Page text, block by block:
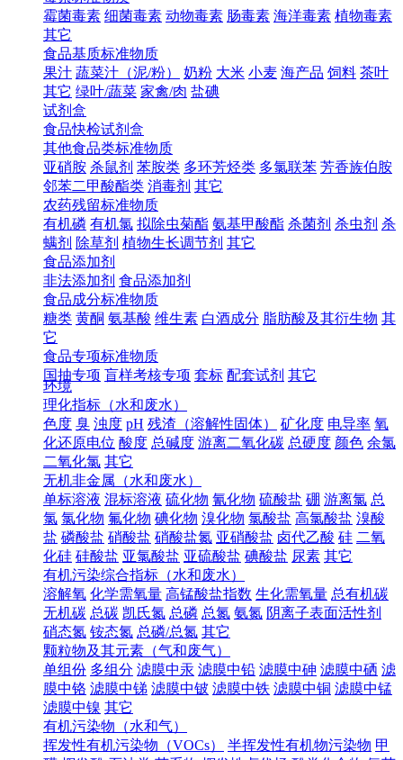
霉菌毒素 细菌毒素 动物毒素 肠毒素 海洋毒素 植物毒素
其它
食品基质标准物质
果汁 蔬菜汁（泥/粉） 奶粉 大米 小麦 海产品 饲料 茶叶
其它 绿叶/蔬菜 家禽/肉 盐碘
试剂盒
食品快检试剂盒
其他食品类标准物质
亚硝胺 杀鼠剂 苯胺类 多环芳烃类 多氯联苯 芳香族伯胺
邻苯二甲酸酯类 消毒剂 其它
农药残留标准物质
有机磷 有机氯 拟除虫菊酯 氨基甲酸酯 杀菌剂 杀虫剂 杀
螨剂 除草剂 植物生长调节剂 其它
食品添加剂
非法添加剂 食品添加剂
食品成分标准物质
糖类 黄酮 氨基酸 维生素 白酒成分 脂肪酸及其衍生物 其
它
食品专项标准物质
国抽专项 盲样考核专项 套标 配套试剂 其它
环境
理化指标（水和废水）
色度 臭 浊度 pH 残渣（溶解性固体） 矿化度 电导率 氧
化还原电位 酸度 总碱度 游离二氧化碳 总硬度 颜色 余氯
二氧化氯 其它
无机非金属（水和废水）
单标溶液 混标溶液 硫化物 氰化物 硫酸盐 硼 游离氯 总
氯 氯化物 氟化物 碘化物 溴化物 氯酸盐 高氯酸盐 溴酸
盐 磷酸盐 硝酸盐 硝酸盐氮 亚硝酸盐 卤代乙酸 硅 二氧
化硅 硅酸盐 亚氯酸盐 亚硫酸盐 碘酸盐 尿素 其它
有机污染综合指标（水和废水）
溶解氧 化学需氧量 高锰酸盐指数 生化需氧量 总有机碳
无机碳 总碳 凯氏氮 总磷 总氮 氨氮 阴离子表面活性剂
硝态氮 铵态氮 总磷/总氮 其它
颗粒物及其元素（气和废气）
单组份 多组分 滤膜中汞 滤膜中铅 滤膜中砷 滤膜中硒 滤
膜中铬 滤膜中锑 滤膜中铍 滤膜中铁 滤膜中铜 滤膜中锰
滤膜中镍 其它
有机污染物（水和气）
挥发性有机污染物（VOCs）
半挥发性有机物污染物 甲